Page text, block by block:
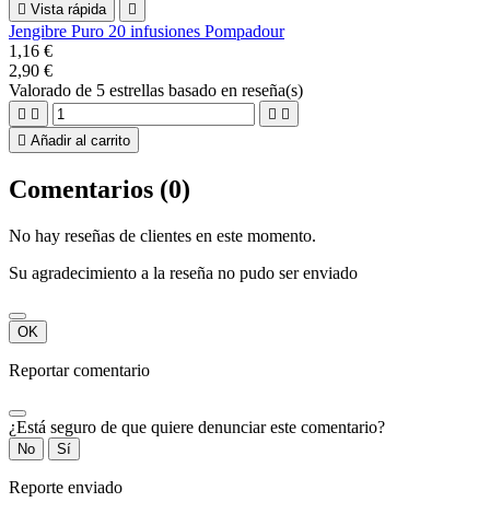
 Vista rápida 
Jengibre Puro 20 infusiones Pompadour
1,16 €
2,90 €
Valorado de 5 estrellas basado en reseña(s)
   
 Añadir al carrito
Comentarios (0)
No hay reseñas de clientes en este momento.
Su agradecimiento a la reseña no pudo ser enviado
OK
Reportar comentario
¿Está seguro de que quiere denunciar este comentario?
No Sí
Reporte enviado